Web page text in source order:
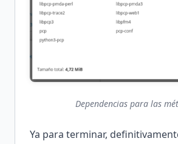
Dependencias para las
Ya para terminar,